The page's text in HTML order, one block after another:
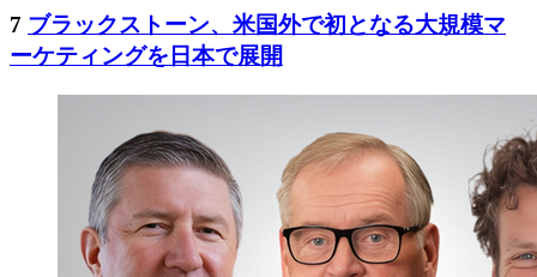
7 ブラックストーン、米国外で初となる大規模マ
ーケティングを日本で展開